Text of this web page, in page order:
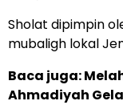
Sholat dipimpin
mubaligh lokal
Baca juga:
Ahmadiyah